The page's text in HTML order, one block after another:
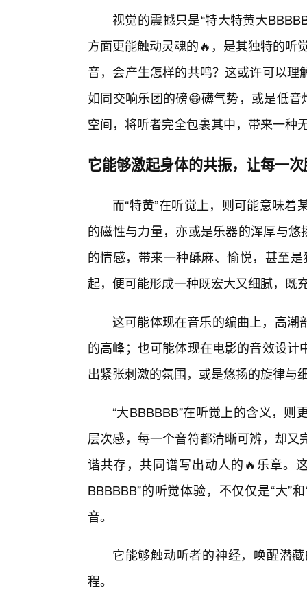
视觉的震撼只是“特大特黄大
方面更能触动灵魂的🔥，是其独特的听
音，会产生怎样的共鸣？这或许可以
如同交响乐团的磅😁礴气势，或是低
空间，将听者完全包裹其中，带来一种
它能够激起身体的共振，让每一
而“特黄”在听觉上，则可能意味
的磁性与力量，亦或是乐器的浑厚与
的情感，带来一种酥麻、愉悦，甚至是
起，便可能形成一种既宏大又细腻，既
这可能体现在音乐的编曲上，高潮
的高峰；也可能体现在电影的音效设
出紧张刺激的氛围，或是悠扬的旋律与
“大BBBBBB”在听觉上的含义，
层次感，每一个音符都清晰可辨，却
谐共存，共同谱写出动人的🔥乐章。
BBBBBB”的听觉体验，不仅仅是“大”
音。
它能够触动听者的神经，唤醒潜
程。